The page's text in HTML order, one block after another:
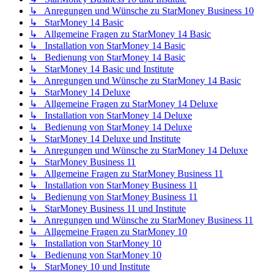
↳ Anregungen und Wünsche zu StarMoney Business 10
↳ StarMoney 14 Basic
↳ Allgemeine Fragen zu StarMoney 14 Basic
↳ Installation von StarMoney 14 Basic
↳ Bedienung von StarMoney 14 Basic
↳ StarMoney 14 Basic und Institute
↳ Anregungen und Wünsche zu StarMoney 14 Basic
↳ StarMoney 14 Deluxe
↳ Allgemeine Fragen zu StarMoney 14 Deluxe
↳ Installation von StarMoney 14 Deluxe
↳ Bedienung von StarMoney 14 Deluxe
↳ StarMoney 14 Deluxe und Institute
↳ Anregungen und Wünsche zu StarMoney 14 Deluxe
↳ StarMoney Business 11
↳ Allgemeine Fragen zu StarMoney Business 11
↳ Installation von StarMoney Business 11
↳ Bedienung von StarMoney Business 11
↳ StarMoney Business 11 und Institute
↳ Anregungen und Wünsche zu StarMoney Business 11
↳ Allgemeine Fragen zu StarMoney 10
↳ Installation von StarMoney 10
↳ Bedienung von StarMoney 10
↳ StarMoney 10 und Institute